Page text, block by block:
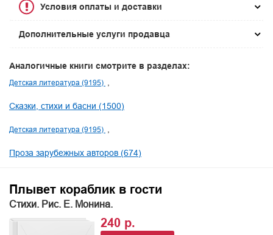
Условия оплаты и доставки
Дополнительные услуги продавца
Аналогичные книги смотрите в разделах:
Детская литература (9195)
Сказки, стихи и басни (1500)
Детская литература (9195)
Проза зарубежных авторов (674)
Плывет кораблик в гости
Стихи. Рис. Е. Монина.
240 р.